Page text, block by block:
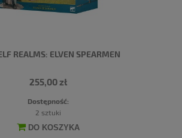
REALMS: ELVEN SPEARMEN
255,00 zł
Dostępność:
2 sztuki
DO KOSZYKA